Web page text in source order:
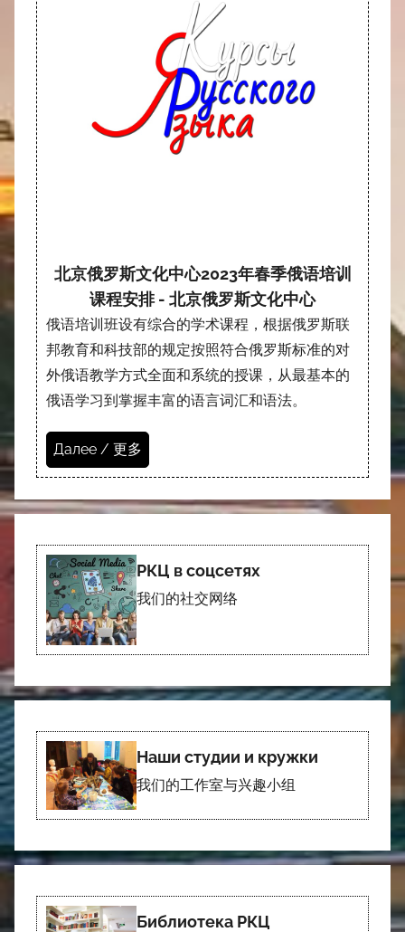
北京俄罗斯文化中心2023年春季俄语培训
课程安排 - 北京俄罗斯文化中心
俄语培训班设有综合的学术课程，根据俄罗斯联
邦教育和科技部的规定按照符合俄罗斯标准的对
外俄语教学方式全面和系统的授课，从最基本的
俄语学习到掌握丰富的语言词汇和语法。
Далее / 更多
РКЦ в соцсетях
我们的社交网络
Наши студии и кружки
我们的工作室与兴趣小组
Библиотека РКЦ